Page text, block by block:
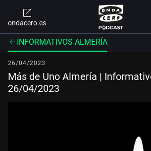
ondacero.es
INFORMATIVOS ALMERÍA
26/04/2023
Más de Uno Almería |
26/04/2023